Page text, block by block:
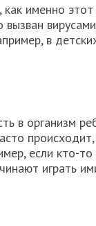
именно
вызван
в
в организм
если кто-
играть